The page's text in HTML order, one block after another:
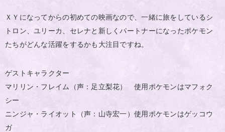
ＸＹになってからの初めての映画なので、一緒に旅をしているシ
トロン、ユリーカ、セレナと新しくパートナーになったポケモン
たちがどんな活躍をするかも大注目ですね。
ゲストキャラクター
マリリン・フレイム（声：足立梨花） 使用ポケモンはマフォク
シー
ニンジャ・ライオット（声：山寺宏一）使用ポケモンはゲッコウ
ガ